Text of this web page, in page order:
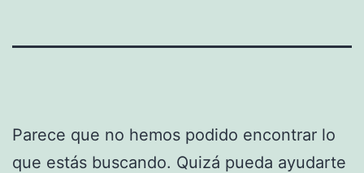
Parece que no hemos podido encontrar lo
que estás buscando. Quizá pueda ayudarte